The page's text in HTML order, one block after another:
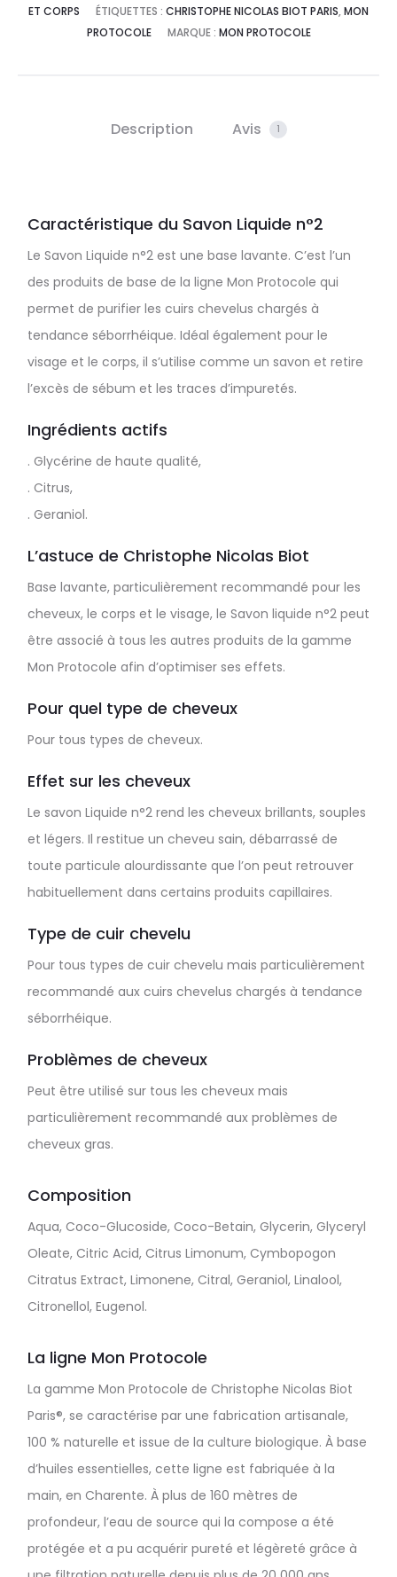
ET CORPS
ÉTIQUETTES : CHRISTOPHE NICOLAS BIOT PARIS, MON
PROTOCOLE
MARQUE : MON PROTOCOLE
Description Avis 1
Caractéristique du Savon Liquide n°2
Le Savon Liquide n°2 est une base lavante. C’est l’un
des produits de base de la ligne Mon Protocole qui
permet de purifier les cuirs chevelus chargés à
tendance séborrhéique. Idéal également pour le
visage et le corps, il s’utilise comme un savon et retire
l’excès de sébum et les traces d’impuretés.
Ingrédients actifs
. Glycérine de haute qualité,
. Citrus,
. Geraniol.
L’astuce de Christophe Nicolas Biot
Base lavante, particulièrement recommandé pour les
cheveux, le corps et le visage, le Savon liquide n°2 peut
être associé à tous les autres produits de la gamme
Mon Protocole afin d’optimiser ses effets.
Pour quel type de cheveux
Pour tous types de cheveux.
Effet sur les cheveux
Le savon Liquide n°2 rend les cheveux brillants, souples
et légers. Il restitue un cheveu sain, débarrassé de
toute particule alourdissante que l’on peut retrouver
habituellement dans certains produits capillaires.
Type de cuir chevelu
Pour tous types de cuir chevelu mais particulièrement
recommandé aux cuirs chevelus chargés à tendance
séborrhéique.
Problèmes de cheveux
Peut être utilisé sur tous les cheveux mais
particulièrement recommandé aux problèmes de
cheveux gras.
Composition
Aqua, Coco-Glucoside, Coco-Betain, Glycerin, Glyceryl
Oleate, Citric Acid, Citrus Limonum, Cymbopogon
Citratus Extract, Limonene, Citral, Geraniol, Linalool,
Citronellol, Eugenol.
La ligne Mon Protocole
La gamme Mon Protocole de Christophe Nicolas Biot
Paris®, se caractérise par une fabrication artisanale,
100 % naturelle et issue de la culture biologique. À base
d’huiles essentielles, cette ligne est fabriquée à la
main, en Charente. À plus de 160 mètres de
profondeur, l’eau de source qui la compose a été
protégée et a pu acquérir pureté et légèreté grâce à